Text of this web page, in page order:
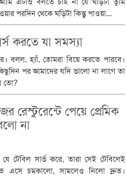
পরদিন থেকে ঘড়িটা কিন্তু পাওয়া...
করতে যা সমস্যা
বলল, হ্যাঁ, তোমরা বিয়ে করতে পারবে।
পর আমাদের যদি ভালো না লাগে তা
তো?
রেস্টুরেন্টে পেয়ে প্রেমিক
না
যে টেবিল সার্ভ করে, তারা সেই টেবিলেই
এসে চমকালো, সামলেও নিলো দ্রুত।